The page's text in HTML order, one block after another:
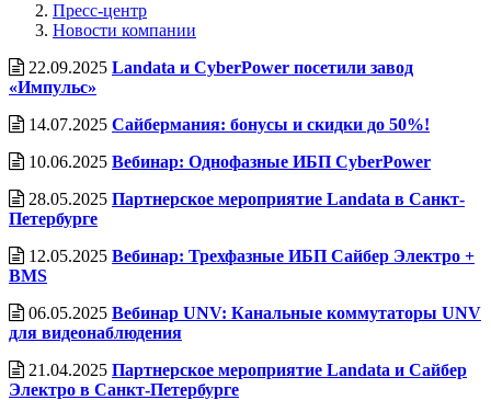
Пресс-центр
Новости компании
22.09.2025 Landata и CyberPower посетили завод
«Импульс»
14.07.2025 Сайбермания: бонусы и скидки до 50%!
10.06.2025 Вебинар: Однофазные ИБП CyberPower
28.05.2025 Партнерское мероприятие Landata в Санкт-
Петербурге
12.05.2025 Вебинар: Трехфазные ИБП Сайбер Электро +
BMS
06.05.2025 Вебинар UNV: Канальные коммутаторы UNV
для видеонаблюдения
21.04.2025 Партнерское мероприятие Landata и Сайбер
Электро в Санкт-Петербурге